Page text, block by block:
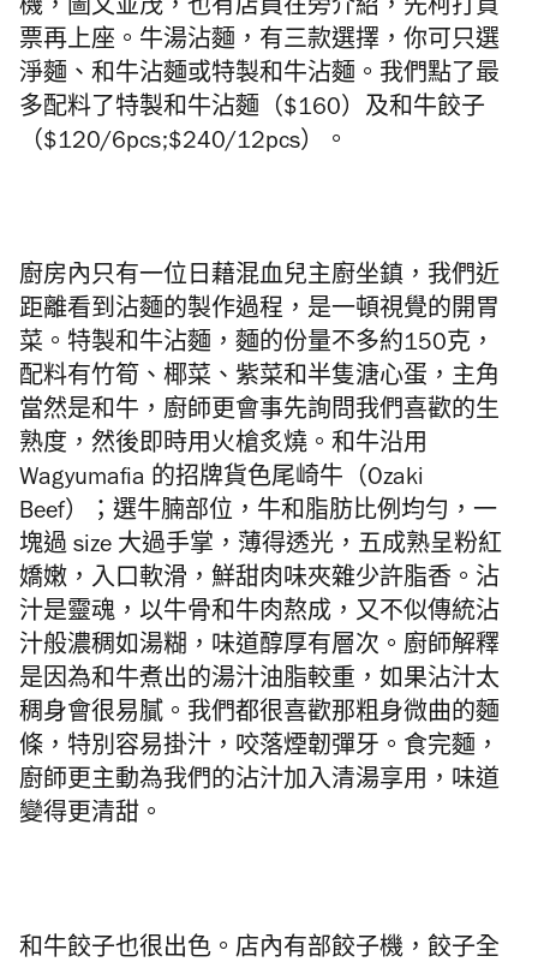
機，圖文並茂，也有店員在旁介紹，先柯打買
票再上座。牛湯沾麵，有三款選擇，你可只選
淨麵、和牛沾麵或特製和牛沾麵。我們點了最
多配料了特製和牛沾麵（$160）及和牛餃子
（$120/6pcs;$240/12pcs）。
廚房內只有一位日藉混血兒主廚坐鎮 ，我們近
距離看到沾麵的製作過程，是一頓視覺的開胃
菜。特製和牛沾麵，麵的份量不多約150克，
配料有竹筍、椰菜、紫菜和半隻溏心蛋，主角
當然是和牛，廚師更會事先詢問我們喜歡的生
熟度，然後即時用火槍炙燒。和牛沿用
Wagyumafia 的招牌貨色尾崎牛（Ozaki
Beef）；選牛腩部位，牛和脂肪比例均勻，一
塊過 size 大過手掌，薄得透光，五成熟呈粉紅
嬌嫩，入口軟滑，鮮甜肉味夾雜少許脂香。 沾
汁是靈魂，以牛骨和牛肉熬成，又不似傳統沾
汁般濃稠如湯糊，味道醇厚有層次。廚師解釋
是因為和牛煮出的湯汁油脂較重，如果沾汁太
稠身會很易膩。我們都很喜歡那粗身微曲的麵
條，特別容易掛汁，咬落煙韌彈牙。食完麵，
廚師更主動為我們的沾汁加入清湯享用，味道
變得更清甜。
和牛餃子也很出色。店內有部餃子機，餃子全